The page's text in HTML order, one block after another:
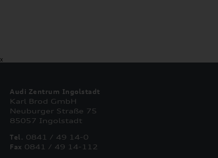
X
Audi Zentrum Ingolstadt
Karl Brod GmbH
Neuburger Straße 75
85057 Ingolstadt
Tel. 0841 / 49 14-0
Fax 0841 / 49 14-112